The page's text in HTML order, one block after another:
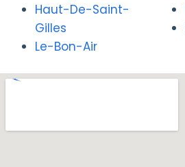
Haut-De-Saint-
Gilles
Le-Bon-Air